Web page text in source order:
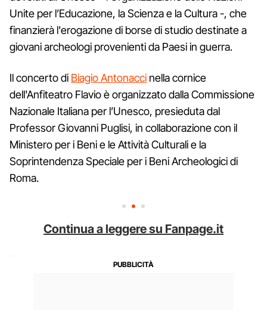
Unite per l’Educazione, la Scienza e la Cultura -, che
finanzierà l'erogazione di borse di studio destinate a
giovani archeologi provenienti da Paesi in guerra.
Il concerto di Biagio Antonacci nella cornice
dell'Anfiteatro Flavio è organizzato dalla Commissione
Nazionale Italiana per l’Unesco, presieduta dal
Professor Giovanni Puglisi, in collaborazione con il
Ministero per i Beni e le Attività Culturali e la
Soprintendenza Speciale per i Beni Archeologici di
Roma.
Continua a leggere su Fanpage.it